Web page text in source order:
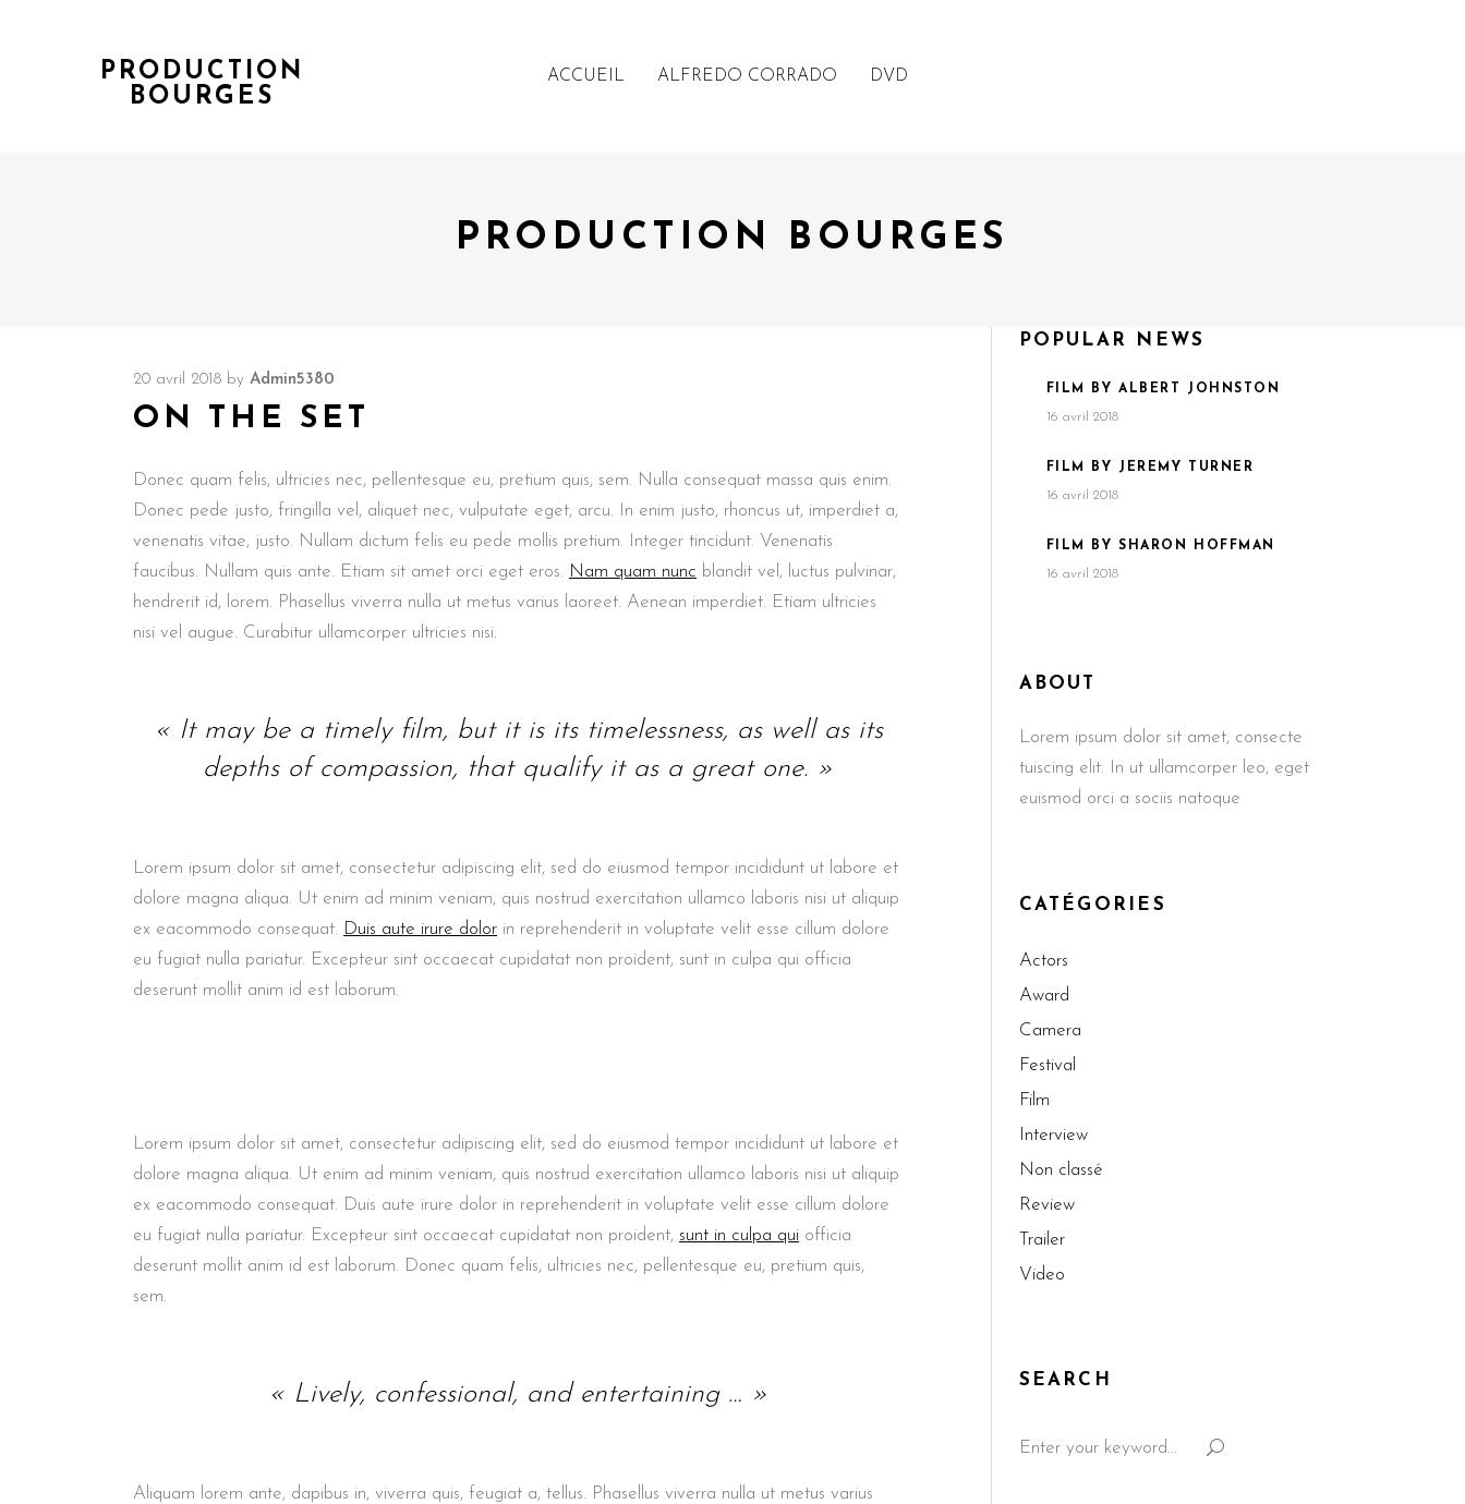
PRODUCTION
BOURGES
ACCUEIL ALFREDO CORRADO DVD
PRODUCTION BOURGES
20 avril 2018 by Admin5380
ON THE SET
Donec quam felis, ultricies nec, pellentesque eu, pretium quis, sem. Nulla consequat massa quis enim.
Donec pede justo, fringilla vel, aliquet nec, vulputate eget, arcu. In enim justo, rhoncus ut, imperdiet a,
venenatis vitae, justo. Nullam dictum felis eu pede mollis pretium. Integer tincidunt. Venenatis
faucibus. Nullam quis ante. Etiam sit amet orci eget eros. Nam quam nunc blandit vel, luctus pulvinar,
hendrerit id, lorem. Phasellus viverra nulla ut metus varius laoreet. Aenean imperdiet. Etiam ultricies
nisi vel augue. Curabitur ullamcorper ultricies nisi.
« It may be a timely film, but it is its timelessness, as well as its
depths of compassion, that qualify it as a great one. »
Lorem ipsum dolor sit amet, consectetur adipiscing elit, sed do eiusmod tempor incididunt ut labore et
dolore magna aliqua. Ut enim ad minim veniam, quis nostrud exercitation ullamco laboris nisi ut aliquip
ex eacommodo consequat. Duis aute irure dolor in reprehenderit in voluptate velit esse cillum dolore
eu fugiat nulla pariatur. Excepteur sint occaecat cupidatat non proident, sunt in culpa qui officia
deserunt mollit anim id est laborum.
Lorem ipsum dolor sit amet, consectetur adipiscing elit, sed do eiusmod tempor incididunt ut labore et
dolore magna aliqua. Ut enim ad minim veniam, quis nostrud exercitation ullamco laboris nisi ut aliquip
ex eacommodo consequat. Duis aute irure dolor in reprehenderit in voluptate velit esse cillum dolore
eu fugiat nulla pariatur. Excepteur sint occaecat cupidatat non proident, sunt in culpa qui officia
deserunt mollit anim id est laborum. Donec quam felis, ultricies nec, pellentesque eu, pretium quis,
sem.
« Lively, confessional, and entertaining … »
Aliquam lorem ante, dapibus in, viverra quis, feugiat a, tellus. Phasellus viverra nulla ut metus varius
POPULAR NEWS
FILM BY ALBERT JOHNSTON
16 avril 2018
FILM BY JEREMY TURNER
16 avril 2018
FILM BY SHARON HOFFMAN
16 avril 2018
ABOUT
Lorem ipsum dolor sit amet, consecte
tuiscing elit. In ut ullamcorper leo, eget
euismod orci a sociis natoque
CATÉGORIES
Actors
Award
Camera
Festival
Film
Interview
Non classé
Review
Trailer
Video
SEARCH